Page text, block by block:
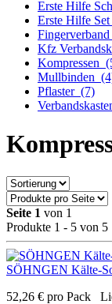
Erste Hilfe
Erste Hilfe Set
Fingerverband
Kfz
Kompressen
Mullbinden
Pflaster (7)
Seite 1 von 1
Produkte 1 - 5 von 5
SÖHNGEN Kälte-
52,26 € pro Pack